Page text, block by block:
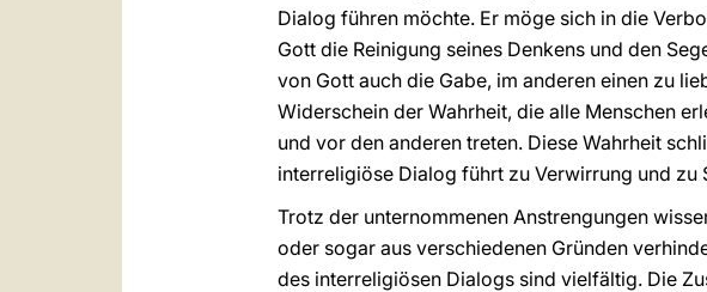
Dialog führen möchte. Er möge sich in die
Gott die Reinigung seines Denkens und den
von Gott auch die Gabe, im anderen einen zu
Widerschein der Wahrheit, die alle Menschen
und vor den anderen treten. Diese Wahrheit
interreligiöse Dialog führt zu Verwirrung und
Trotz der unternommenen Anstrengungen
oder sogar aus verschiedenen Gründen
des interreligiösen Dialogs sind vielfältig. Die